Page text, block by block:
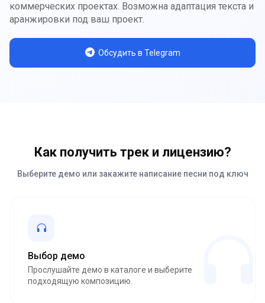
коммерческих проектах. Возможна адаптация текста и
аранжировки под ваш проект.
Обсудить в Telegram
Как получить трек и лицензию?
Выберите демо или закажите написание песни под ключ
Выбор демо
Прослушайте демо в каталоге и выберите
подходящую композицию.